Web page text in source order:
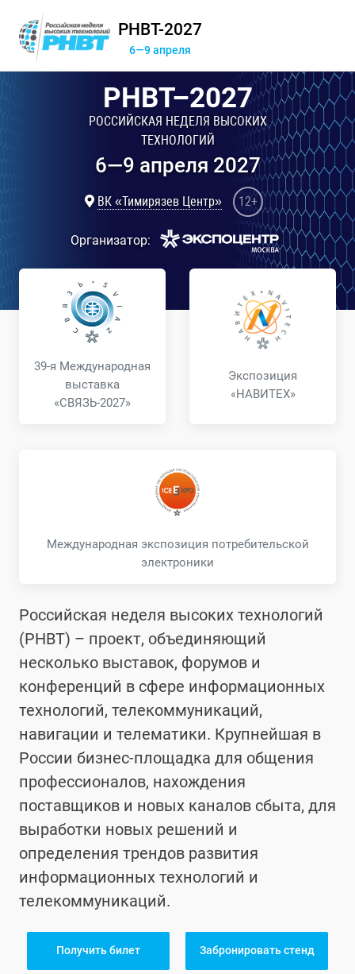
РНВТ-2027
6—9 апреля
РНВТ–2027
РОССИЙСКАЯ НЕДЕЛЯ ВЫСОКИХ
ТЕХНОЛОГИЙ
6—9 апреля 2027
ВК «Тимирязев Центр» 12+
Организатор:
39-я Международная
выставка
«СВЯЗЬ-2027»
Экспозиция
«НАВИТЕХ»
Международная экспозиция потребительской
электроники
Российская неделя высоких технологий
(РНВТ) – проект, объединяющий
несколько выставок, форумов и
конференций в сфере информационных
технологий, телекоммуникаций,
навигации и телематики. Крупнейшая в
России бизнес-площадка для общения
профессионалов, нахождения
поставщиков и новых каналов сбыта, для
выработки новых решений и
определения трендов развития
информационных технологий и
телекоммуникаций.
Получить билет Забронировать стенд